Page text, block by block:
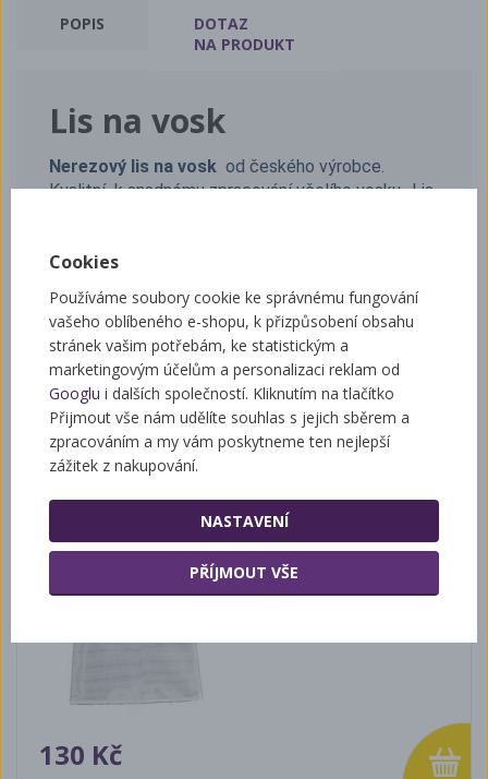
POPIS
DOTAZ
NA PRODUKT
Lis na vosk
Nerezový lis na vosk od českého výrobce.
Kvalitní k snadnému zpracování včelího vosku. ,Lis
21,5 cm
Související zboží
Sáček do vařáku malý
130 Kč
Cookies
Používáme soubory cookie ke správnému fungování
vašeho oblíbeného e-shopu, k přizpůsobení obsahu
stránek vašim potřebám, ke statistickým a
marketingovým účelům a personalizaci reklam od
Googlu i dalších společností. Kliknutím na tlačítko
Přijmout vše nám udělíte souhlas s jejich sběrem a
zpracováním a my vám poskytneme ten nejlepší
zážitek z nakupování.
NASTAVENÍ
PŘÍJMOUT VŠE